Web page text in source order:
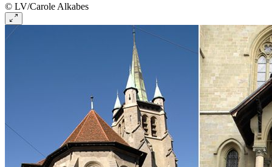
© LV/Carole Alkabes